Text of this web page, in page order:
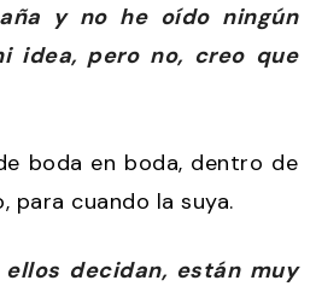
y no he oído ningún
idea, pero no, creo que
boda en boda, dentro de
para cuando la suya.
ellos decidan, están muy